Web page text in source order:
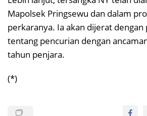
Mapolsek Pringsewu dan dalam
perkaranya. Ia akan dijerat dengan
tentang pencurian dengan
tahun penjara.
(*)